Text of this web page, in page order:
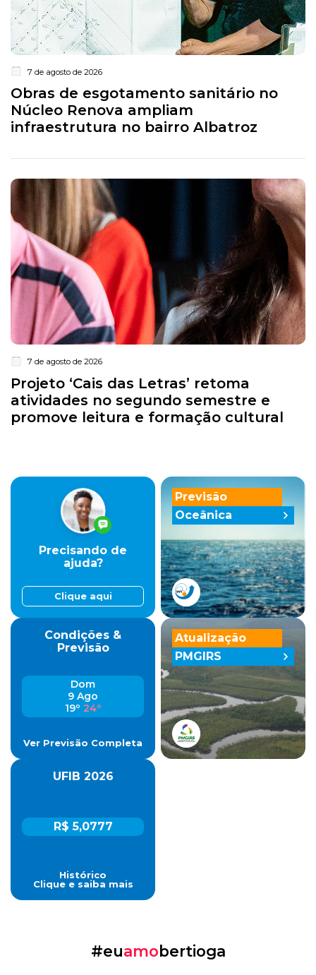
7 de agosto de 2026
Obras de esgotamento sanitário no
Núcleo Renova ampliam
infraestrutura no bairro Albatroz
7 de agosto de 2026
Projeto ‘Cais das Letras’ retoma
atividades no segundo semestre e
promove leitura e formação cultural
Previsão
Oceânica
Precisando de
ajuda?
Clique aqui
Condições &
Previsão
Dom
9 Ago
19º 24º
Ver Previsão Completa
UFIB 2026
R$ 5,0777
Histórico
Clique e saiba mais
Atualização
PMGIRS
#euamobertioga